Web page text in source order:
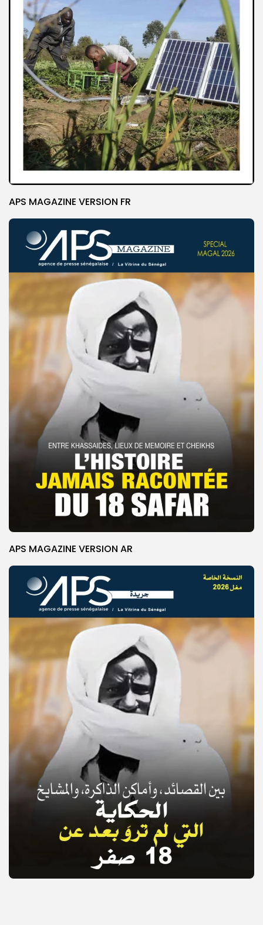
© Copyright 2025, APS
APS MAGAZINE VERSION FR
APS MAGAZINE VERSION AR